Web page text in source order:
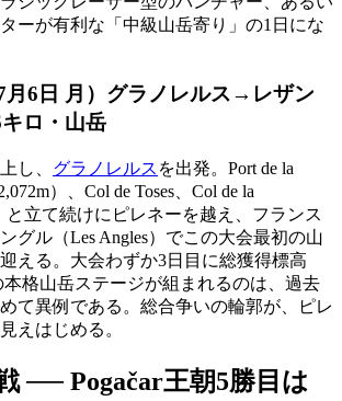
ーが有利な「中級山岳寄り」の1日にな
月6日 月）グラノレルス→レザン
ロ・山岳
し、 グラノレルス を出発。Port de la
）、Col de Toses、Col de la
と立て続けにピレネーを越え、フランス
グル（Les Angles）でこの大会最初の山
える。大会わずか3日目に総獲得標高
本格山岳ステージが組まれるのは、過去
て異例である。総合争いの輪郭が、ピレ
えはじめる。
── Pogačar王朝5勝目は